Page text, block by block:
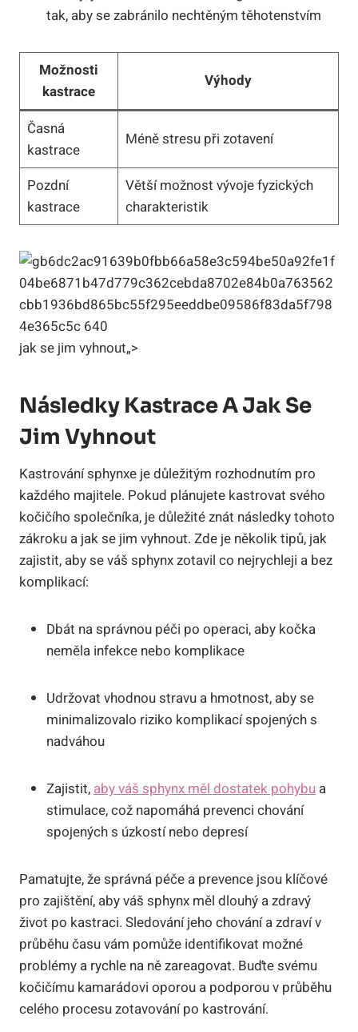
tak, aby se zabránilo nechtěným těhotenstvím
Možnosti
kastrace
Výhody
Časná
kastrace
Méně stresu při zotavení
Pozdní
kastrace
Větší možnost vývoje fyzických
charakteristik
jak se jim vyhnout„>
Následky Kastrace A Jak Se
Jim Vyhnout
Kastrování sphynxe je důležitým rozhodnutím pro
každého majitele. Pokud plánujete kastrovat svého
kočičího společníka, je důležité znát následky tohoto
zákroku a jak se jim vyhnout. Zde je několik tipů, jak
zajistit, aby se váš sphynx zotavil co nejrychleji a bez
komplikací:
Dbát na správnou péči po operaci, aby kočka
neměla infekce nebo komplikace
Udržovat vhodnou stravu a hmotnost, aby se
minimalizovalo riziko komplikací spojených s
nadváhou
Zajistit,aby váš sphynx měl dostatek pohybu a
stimulace, což napomáhá prevenci chování
spojených s úzkostí nebo depresí
Pamatujte, že správná péče a prevence jsou klíčové
pro zajištění, aby váš sphynx měl dlouhý a zdravý
život po kastraci. Sledování jeho chování a zdraví v
průběhu času vám pomůže identifikovat možné
problémy a rychle na ně zareagovat. Buďte svému
kočičímu kamarádovi oporou a podporou v průběhu
celého procesu zotavování po kastrování.